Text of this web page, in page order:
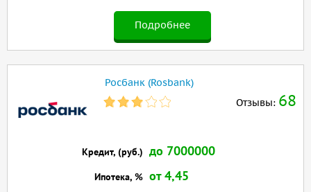
Подробнее
Росбанк (Rosbank)
Отзывы: 68
Кредит, (руб.) до 7000000
Ипотека, % от 4,45